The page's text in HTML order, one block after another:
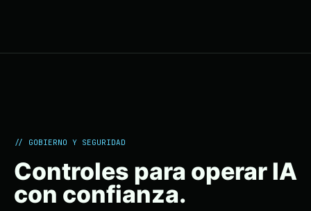
// GOBIERNO Y SEGURIDAD
Controles para operar IA
con confianza.